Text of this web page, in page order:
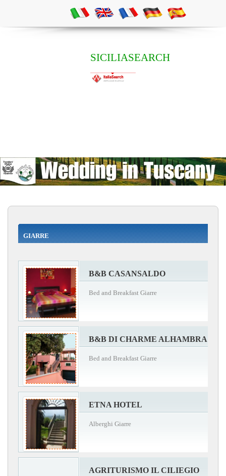
SICILIASEARCH
GIARRE
B&B CASANSALDO
Bed and Breakfast Giarre
B&B DI CHARME ALHAMBRA
Bed and Breakfast Giarre
ETNA HOTEL
Alberghi Giarre
AGRITURISMO IL CILIEGIO